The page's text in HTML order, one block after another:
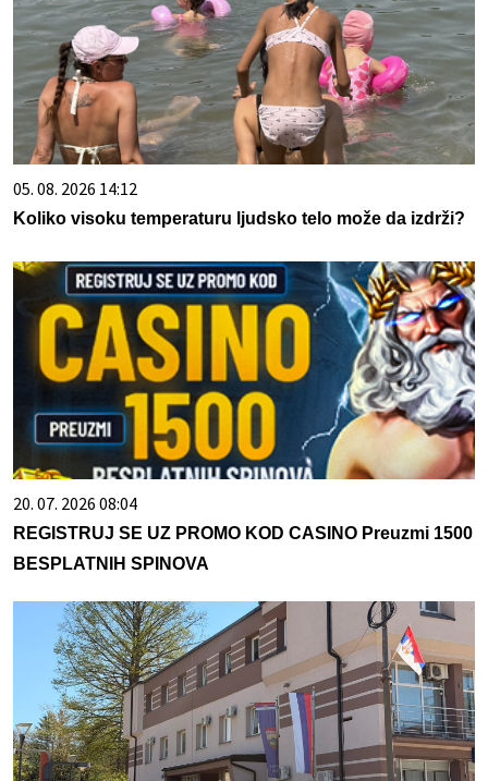
05. 08. 2026 14:12
Koliko visoku temperaturu ljudsko telo može da izdrži?
20. 07. 2026 08:04
REGISTRUJ SE UZ PROMO KOD CASINO Preuzmi 1500
BESPLATNIH SPINOVA